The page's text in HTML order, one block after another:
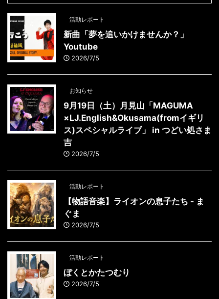
活動レポート
新曲「夢を追いかけませんか？」
Youtube
2026/7/5
お知らせ
9月19日（土）月見山「MAGUMA
×LJ.English&Okusama(fromイギリ
ス)スペシャルライブ」 in つどい処さま
吉
2026/7/5
活動レポート
【物語音楽】ライオンの息子たち - ま
ぐま
2026/7/5
活動レポート
ぼくとかたつむり
2026/7/5